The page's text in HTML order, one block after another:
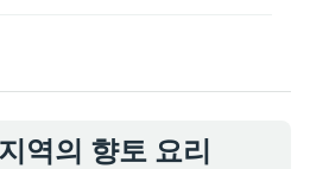
역의 향토 요리